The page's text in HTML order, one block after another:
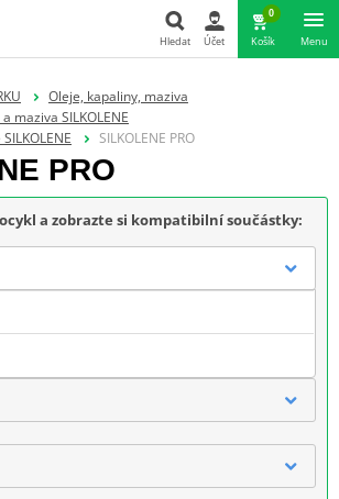
Hledat Účet
0
Košík Menu
Oleje, kapaliny, maziva
maziva SILKOLENE
SILKOLENE PRO
PRO
a zobrazte si kompatibilní součástky: